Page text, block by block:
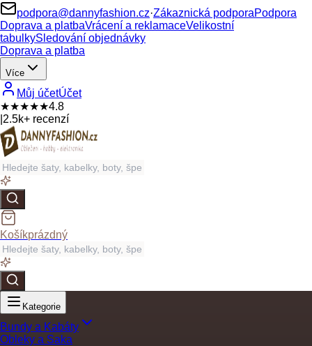
podpora@dannyfashion.cz·Zákaznická podporaPodpora
Doprava a platbaVrácení a reklamaceVelikostní
tabulkySledování objednávky
Doprava a platba
Více
Můj účetÚčet
★★★★★4.8
2.5k+ recenzí
Košíkprázdný
Kategorie
Bundy a Kabáty
Obleky a Saka